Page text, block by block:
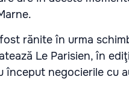
rănite în urma
Le Parisien, în
început negocierile cu